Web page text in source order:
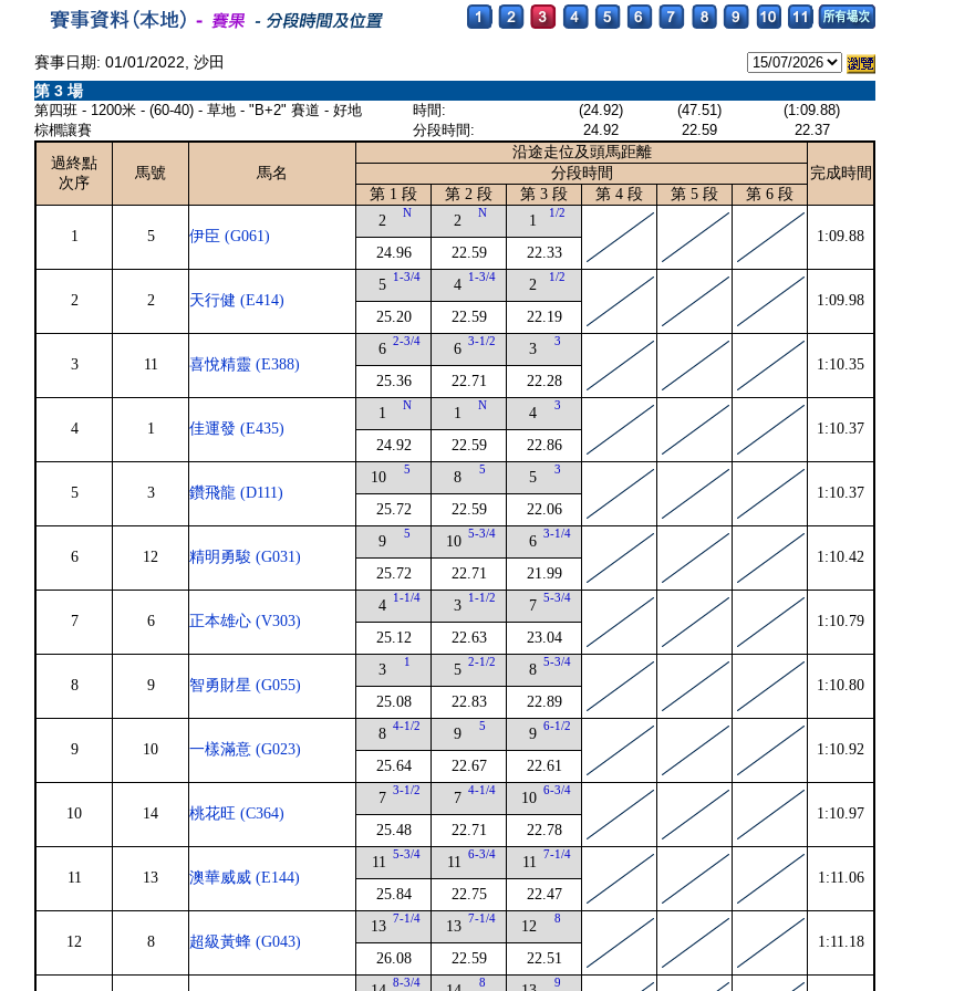
賽事日期: 01/01/2022, 沙田
第 3 場
第四班 - 1200米 - (60-40) - 草地 - "B+2" 賽道 - 好地
棕櫚讓賽
時間: (24.92) (47.51)
(1:09.88)
分段時間:
24.92 22.59
22.37
過終點
次序
馬號 馬名
沿途走位及頭馬距離
完成時間
分段時間
第 1 段
第 2 段 第 3 段 第 4 段 第 5 段 第 6 段
1 5 伊臣 (G061)
2 N
24.96
2 N
22.59
1 1/2
22.33
1:09.88
2 2 天行健 (E414)
5 1-3/4
25.20
4 1-3/4
22.59
2 1/2
22.19
1:09.98
3 11 喜悅精靈 (E388)
6 2-3/4
25.36
6 3-1/2
22.71
3 3
22.28
1:10.35
4 1 佳運發 (E435)
1 N
24.92
1 N
22.59
4 3
22.86
1:10.37
5 3 鑽飛龍 (D111)
10 5
25.72
8 5
22.59
5 3
22.06
1:10.37
6 12 精明勇駿 (G031)
9 5
25.72
10 5-3/4
22.71
6 3-1/4
21.99
1:10.42
7 6 正本雄心 (V303)
4 1-1/4
25.12
3 1-1/2
22.63
7 5-3/4
23.04
1:10.79
8 9 智勇財星 (G055)
3 1
25.08
5 2-1/2
22.83
8 5-3/4
22.89
1:10.80
9 10 一樣滿意 (G023)
8 4-1/2
25.64
9 5
22.67
9 6-1/2
22.61
1:10.92
10 14 桃花旺 (C364)
7 3-1/2
25.48
7 4-1/4
22.71
10 6-3/4
22.78
1:10.97
11 13 澳華威威 (E144)
11 5-3/4
25.84
11 6-3/4
22.75
11 7-1/4
22.47
1:11.06
12 8 超級黃蜂 (G043)
13 7-1/4
26.08
13 7-1/4
22.59
12 8
22.51
1:11.18
8-3/4 8 9